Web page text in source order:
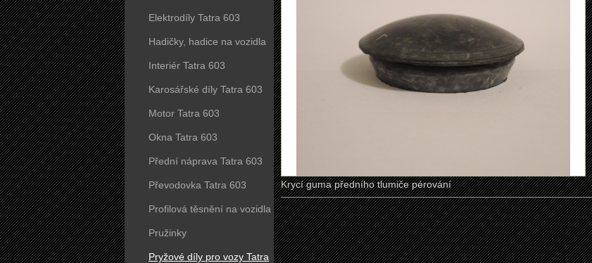
Elektrodíly Tatra 603
Hadičky, hadice na vozidla
Tatra 603
Interiér Tatra 603
Karosářské díly Tatra 603
Motor Tatra 603
Okna Tatra 603
Přední náprava Tatra 603
Převodovka Tatra 603
Profilová těsnění na vozidla
Tatra 603
Pružinky
Pryžové díly pro vozy Tatra
Krycí guma předního tlumiče pérování